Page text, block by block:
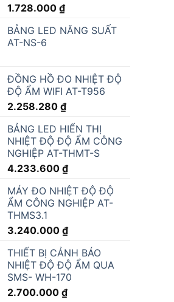
1.728.000 ₫
BẢNG LED NĂNG SUẤT
AT-NS-6
ĐỒNG HỒ ĐO NHIỆT ĐỘ
ĐỘ ẨM WIFI AT-T956
2.258.280 ₫
BẢNG LED HIỂN THỊ
NHIỆT ĐỘ ĐỘ ẨM CÔNG
NGHIỆP AT-THMT-S
4.233.600 ₫
MÁY ĐO NHIỆT ĐỘ ĐỘ
ẨM CÔNG NGHIỆP AT-
THMS3.1
3.240.000 ₫
THIẾT BỊ CẢNH BÁO
NHIỆT ĐỘ ĐỘ ẨM QUA
SMS- WH-170
2.700.000 ₫